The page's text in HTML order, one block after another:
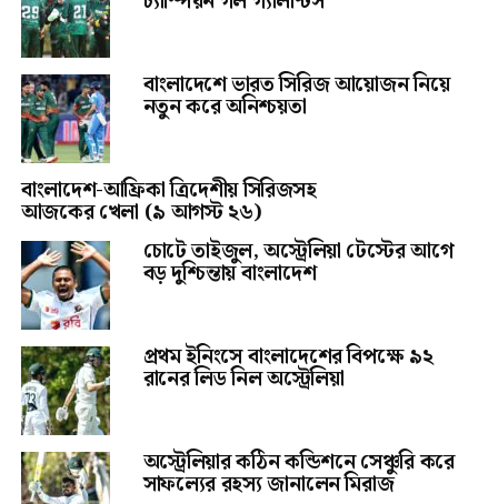
বাংলাদেশে ভারত সিরিজ আয়োজন নিয়ে
নতুন করে অনিশ্চয়তা
বাংলাদেশ-আফ্রিকা ত্রিদেশীয় সিরিজসহ
আজকের খেলা (৯ আগস্ট ২৬)
চোটে তাইজুল, অস্ট্রেলিয়া টেস্টের আগে
বড় দুশ্চিন্তায় বাংলাদেশ
প্রথম ইনিংসে বাংলাদেশের বিপক্ষে ৯২
রানের লিড নিল অস্ট্রেলিয়া
অস্ট্রেলিয়ার কঠিন কন্ডিশনে সেঞ্চুরি করে
সাফল্যের রহস্য জানালেন মিরাজ